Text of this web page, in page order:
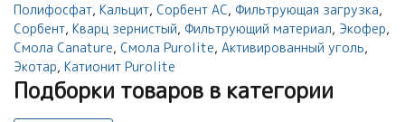
Полифосфат, Кальцит, Сорбент АС, Фильтрующая загрузка,
Сорбент, Кварц зернистый, Фильтрующий материал, Экофер,
Смола Canature, Смола Purolite, Активированный уголь,
Экотар, Катионит Purolite
Подборки товаров в категории